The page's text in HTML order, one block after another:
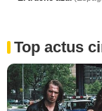
Top actus